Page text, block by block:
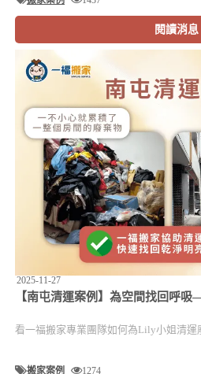
閱讀消息
2025-11-27
【南屯清運案例】為空間找回呼
看一福搬家專業團隊如何為Lily小姐清運
搬家案例 1274